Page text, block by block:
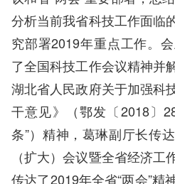
分析当前我省科技工作面临
究部署2019年重点工作。
了全国科技工作会议精神并
湖北省人民政府关于加强科
干意见》（鄂发〔2018〕
条”）精神，葛琳副厅长传
（扩大）会议暨全省经济
传达了2019年全省“两会”精